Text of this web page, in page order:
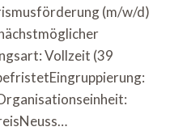
(m/w/d)
Vollzeit (39